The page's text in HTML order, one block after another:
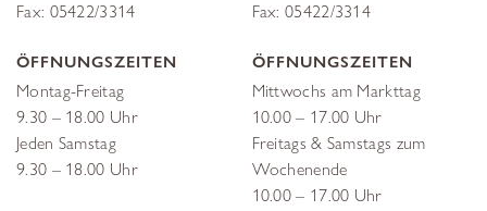
Fax: 05422/3314
ÖFFNUNGSZEITEN
Montag-Freitag
9.30 – 18.00 Uhr
Jeden Samstag
9.30 – 18.00 Uhr
Fax: 05422/3314
ÖFFNUNGSZEITEN
Mittwochs am Markttag
10.00 – 17.00 Uhr
Freitags & Samstags zum
Wochenende
10.00 – 17.00 Uhr